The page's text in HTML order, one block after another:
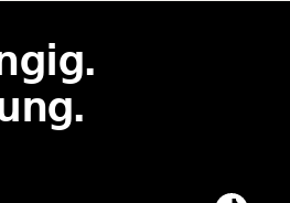
nicht öffentlich zugänglich angezeigt.